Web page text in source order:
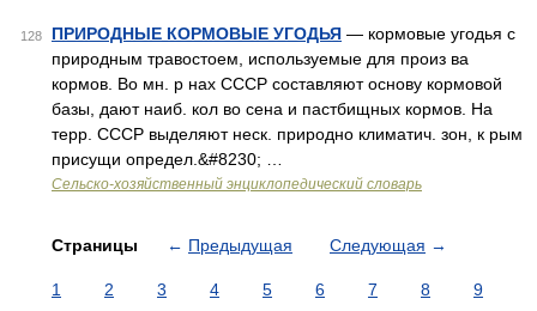
128 ПРИРОДНЫЕ КОРМОВЫЕ УГОДЬЯ — кормовые угодья с
природным травостоем, используемые для произ ва
кормов. Во мн. р нах СССР составляют основу кормовой
базы, дают наиб. кол во сена и пастбищных кормов. На
терр. СССР выделяют неск. природно климатич. зон, к рым
присущи определ.&#8230; …
Сельско-хозяйственный энциклопедический словарь
Страницы ← Предыдущая Следующая →
1 2 3 4 5 6 7 8
9